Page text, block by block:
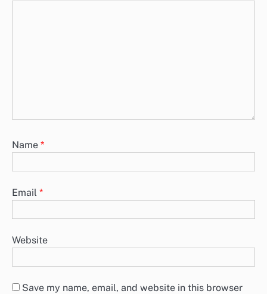
Name *
Email *
Website
Save my name, email, and website in this browser